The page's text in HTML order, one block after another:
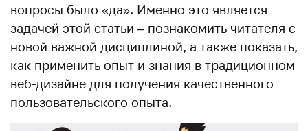
вопросы было «да». Именно это является
задачей этой статьи – познакомить читателя с
новой важной дисциплиной, а также показать,
как применить опыт и знания в традиционном
веб-дизайне для получения качественного
пользовательского опыта.